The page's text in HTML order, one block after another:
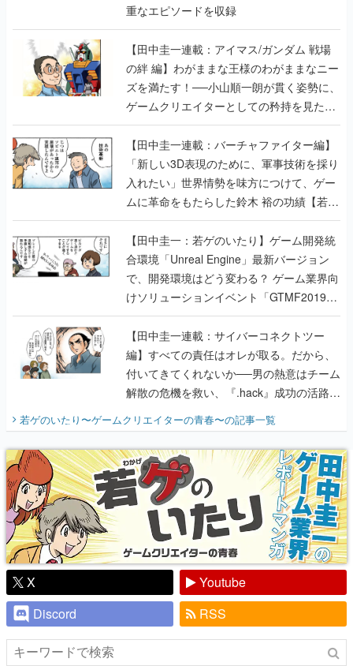
重なエピソードを収録
【田中圭一連載：アイマス/ガンダム 戦場
の絆 編】わがままな王様のわがままなニー
ズを満たす！──小山順一朗が貫く姿勢に、
ゲームクリエイターとしての矜持を見た
【若ゲのいたり最終回】
【田中圭一連載：バーチャファイター編】
「新しい3D表現のために、軍事技術を採り
入れたい」世界情勢を味方につけて、ゲー
ムに革命をもたらした鈴木 裕の功績【若ゲ
のいたり】
【田中圭一：若ゲのいたり】ゲーム開発統
合環境「Unreal Engine」最新バージョン
で、開発環境はどう変わる？ ゲーム業界向
けソリューションイベント「GTMF2019」
に行って、より理解を深めよう【PR】
【田中圭一連載：サイバーコネクトツー
編】すべての責任はオレが取る。だから、
付いてきてくれないか──男の熱意はチーム
解散の危機を救い、『.hack』成功の活路を
『少年ジャンプ』色だった【若ゲのいた
り】
若ゲのいたり〜ゲームクリエイターの青春〜の記事一覧
X
Youtube
Discord
RSS